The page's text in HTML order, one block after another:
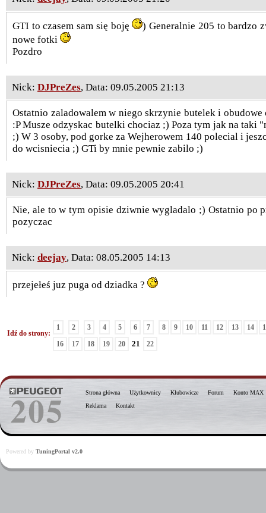
GTI to czasem sam się boję
) Generalnie 205 to bardzo
nowe fotki
Pozdro
Nick: DJPreZes, Data: 09.05.2005 21:13
Ostatnio zaladowalem w niego skrzynie butelek i
:P Musze odzyskac butelki chociaz ;) Poza tym jak na taki
;) W 3 osoby, pod gorke za Wejherowem 140 polecial i
do wcisniecia ;) GTi by mnie pewnie zabilo ;)
Nick: DJPreZes, Data: 09.05.2005 20:41
Nie, ale to w tym opisie dziwnie wygladalo ;) Ostatnio po
pozyczac
Nick: deejay, Data: 08.05.2005 14:13
przejełeś juz puga od dziadka ?
Idź do strony:
1 2 3 4 5 6 7 8 9 10 11 12 13 14
16
17 18 19 20 21 22
Strona główna Użytkownicy Klubowicze Forum
Konto MAX
Reklama
Kontakt
Powered by TuningPortal v2.0